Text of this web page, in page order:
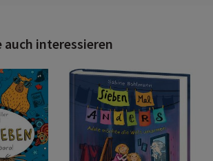
auch interessieren